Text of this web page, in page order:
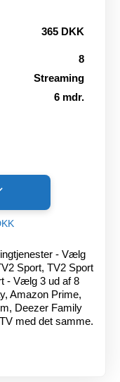
365 DKK
8
Streaming
6 mdr.
- Vælg
Sport, TV2 Sport
- Vælg 3 ud af 8
Amazon Prime,
Deezer Family
med det samme.